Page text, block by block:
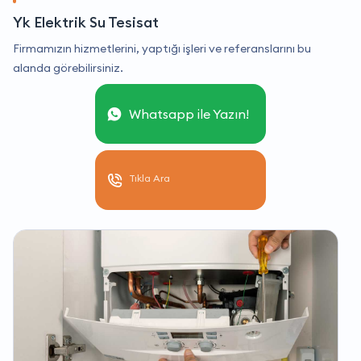
Yk Elektrik Su Tesisat
Firmamızın hizmetlerini, yaptığı işleri ve referanslarını bu
alanda görebilirsiniz.
Whatsapp ile Yazın!
Tıkla Ara